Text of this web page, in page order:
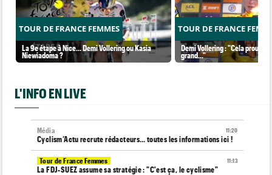
TOUR DE FRANCE FEMMES
La 9e étape à Nice... Demi Vollering ou Kasia
Niewiadoma ?
TOUR DE FRANCE
Demi Vollering : "Cela prouve
grand..."
L'INFO EN LIVE
11:20
Média
Cyclism’Actu recrute rédacteurs… toutes les informations ici !
11:13
Tour de France Femmes
La FDJ-SUEZ assume sa stratégie : "C'est ça, le cyclisme"